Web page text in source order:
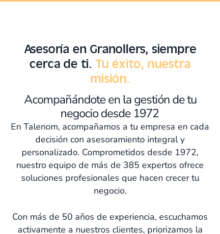
Asesoría en Granollers, siempre
cerca de ti. Tu éxito, nuestra
misión.
Acompañándote en la gestión de tu
negocio desde 1972
En Talenom, acompañamos a tu empresa en cada
decisión con asesoramiento integral y
personalizado. Comprometidos desde 1972,
nuestro equipo de más de 385 expertos ofrece
soluciones profesionales que hacen crecer tu
negocio.
Con más de 50 años de experiencia, escuchamos
activamente a nuestros clientes, priorizamos la